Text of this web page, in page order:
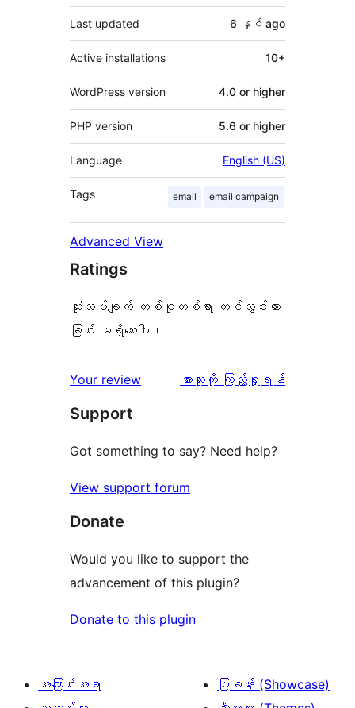
Last updated 6 နှစ် ago
Active installations 10+
WordPress version 4.0 or higher
PHP version 5.6 or higher
Language English (US)
Tags email email campaign
Advanced View
Ratings
သုံးသပ်ချက် တစ်စုံတစ်ရာ တင်သွင်းထား
ခြင်း မရှိသေးပါ။
Your review
သုံးသပ်
အားလုံးကို ကြည့်ရှုရန်
Support
Got something to say? Need help?
View support forum
Donate
Would you like to support the
advancement of this plugin?
Donate to this plugin
အကြောင်းအရာ
ပြခန်း (Showcase)